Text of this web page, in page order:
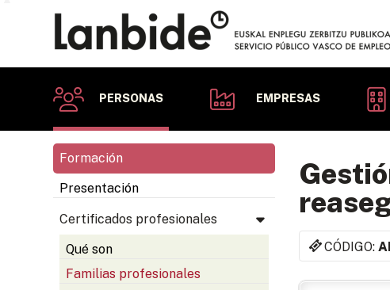
PERSONAS EMPRESAS
Formación
Presentación
Certificados profesionales
Qué son
Familias profesionales
CÓDIGO: